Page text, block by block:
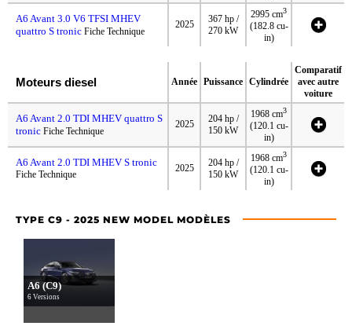
A6 Avant 3.0 V6 TFSI MHEV
quattro S tronic Fiche Technique
2025
367 hp /
270 kW
2995 cm3
(182.8 cu-
in)
Moteurs diesel Année Puissance Cylindrée
Comparatif
avec autre
voiture
A6 Avant 2.0 TDI MHEV quattro S
tronic Fiche Technique
2025
204 hp /
150 kW
1968 cm3
(120.1 cu-
in)
A6 Avant 2.0 TDI MHEV S tronic
Fiche Technique
2025
204 hp /
150 kW
1968 cm3
(120.1 cu-
in)
TYPE C9 - 2025 NEW MODEL MODÈLES
A6 (C9)
6 Versions